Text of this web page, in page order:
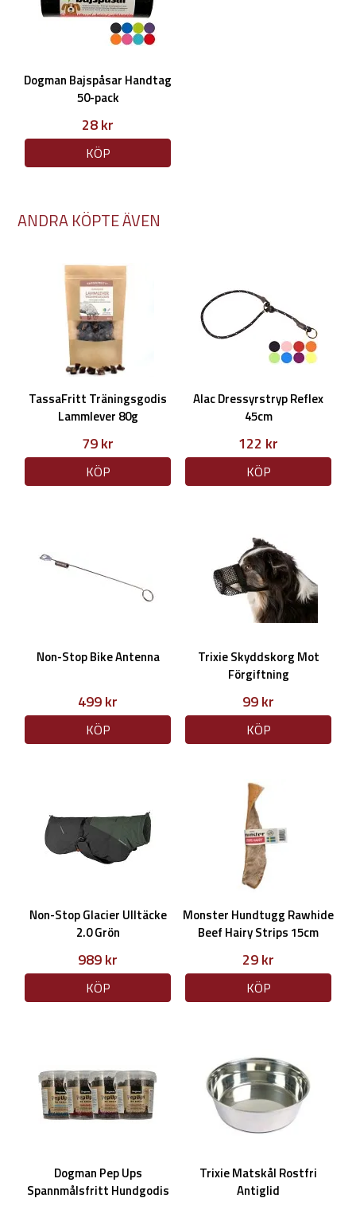
Dogman Bajspåsar Handtag
50-pack
28 kr
KÖP
ANDRA KÖPTE ÄVEN
TassaFritt Träningsgodis
Lammlever 80g
79 kr
KÖP
Alac Dressyrstryp Reflex
45cm
122 kr
KÖP
Non-Stop Bike Antenna
499 kr
KÖP
Trixie Skyddskorg Mot
Förgiftning
99 kr
KÖP
Non-Stop Glacier Ulltäcke
2.0 Grön
989 kr
KÖP
Monster Hundtugg Rawhide
Beef Hairy Strips 15cm
29 kr
KÖP
Dogman Pep Ups
Spannmålsfritt Hundgodis
Trixie Matskål Rostfri
Antiglid